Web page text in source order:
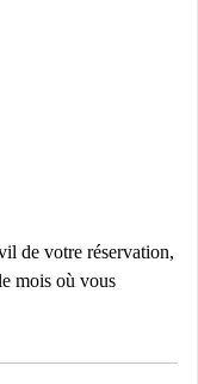
de votre réservation,
mois où vous